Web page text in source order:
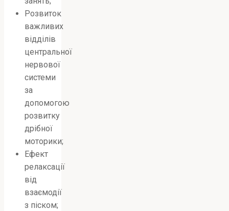
Розвиток
важливих
відділів
центральної
нервової
системи
за
допомогою
розвитку
дрібної
моторики;
Ефект
релаксації
від
взаємодії
з піском;